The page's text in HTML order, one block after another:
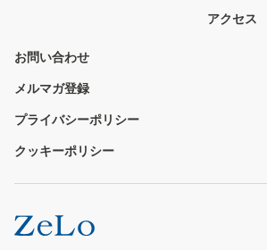
アクセス
お問い合わせ
メルマガ登録
プライバシーポリシー
クッキーポリシー